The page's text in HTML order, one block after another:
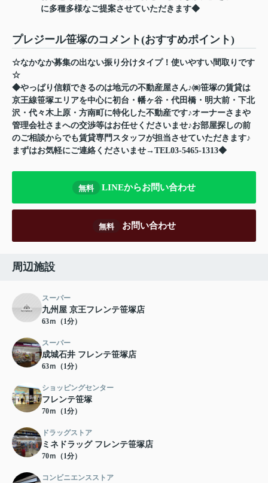
に多種多様なご提案させていただきます◆
プレジール笹塚のコメント(おすすめポイント)
☆なかなか募集の出ない振り分けタイプ！使いやすい間取りです
☆
◆やっぱり信頼できるのは地元の不動産屋さん♪㈱笹塚の賃貸は
京王線笹塚エリアを中心に初台・幡ヶ谷・代田橋・明大前・下北
沢・代々木上原・方南町に特化した不動産です♪オーナーさまや
管理会社さまへの交渉等はお任せくださいませ♪お部屋探しの前
のご相談からでも賃貸専門スタッフが担当させていただきます♪
まずはお気軽にご連絡くださいませ→TEL03-5465-1313◆
無料 LINEからお問い合わせ
無料 お問い合わせ
周辺施設
スーパー
九州屋 京王フレンテ笹塚店
63ｍ（1分）
スーパー
成城石井 フレンテ笹塚店
63ｍ（1分）
ショッピングセンター
フレンテ笹塚
70ｍ（1分）
ドラッグストア
ミネドラッグ フレンテ笹塚店
70ｍ（1分）
コンビニエンスストア